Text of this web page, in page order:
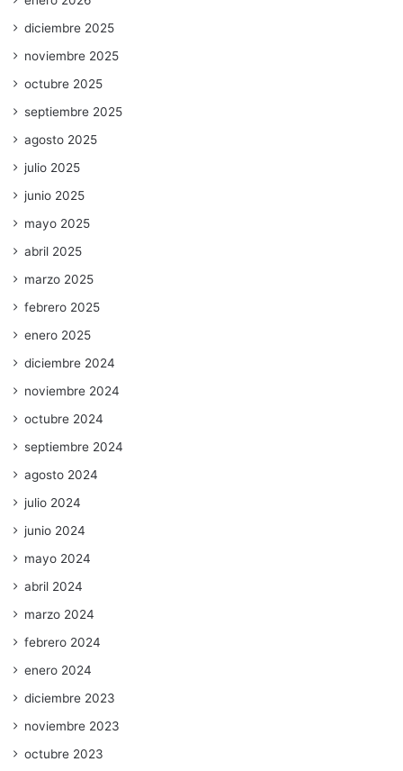
diciembre 2025
noviembre 2025
octubre 2025
septiembre 2025
agosto 2025
julio 2025
junio 2025
mayo 2025
abril 2025
marzo 2025
febrero 2025
enero 2025
diciembre 2024
noviembre 2024
octubre 2024
septiembre 2024
agosto 2024
julio 2024
junio 2024
mayo 2024
abril 2024
marzo 2024
febrero 2024
enero 2024
diciembre 2023
noviembre 2023
octubre 2023